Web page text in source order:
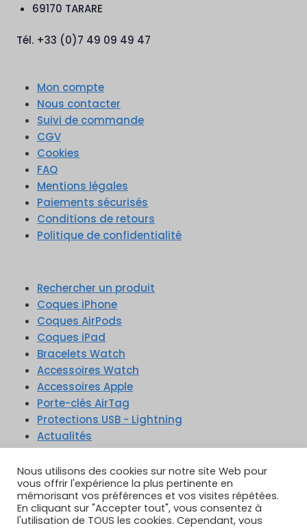
69170 TARARE
Tél. +33 (0)7 49 09 49 47
Mon compte
Nous contacter
Suivi de commande
CGV
Cookies
FAQ
Mentions légales
Paiements sécurisés
Conditions de retours
Politique de confidentialité
Rechercher un produit
Coques iPhone
Coques AirPods
Coques iPad
Bracelets Watch
Accessoires Watch
Accessoires Apple
Porte-clés AirTag
Protections USB - Lightning
Actualités
TikTok YouTube
Google Reviews